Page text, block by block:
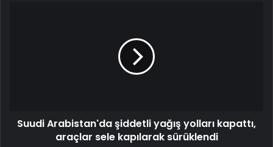
Suudi Arabistan'da şiddetli yağış yolları kapattı,
araçlar sele kapılarak sürüklendi